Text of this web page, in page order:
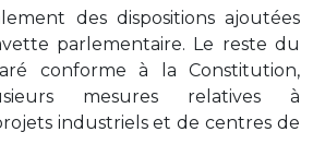
des dispositions ajoutées
parlementaire. Le reste du
conforme à la Constitution,
mesures relatives à
industriels et de centres de